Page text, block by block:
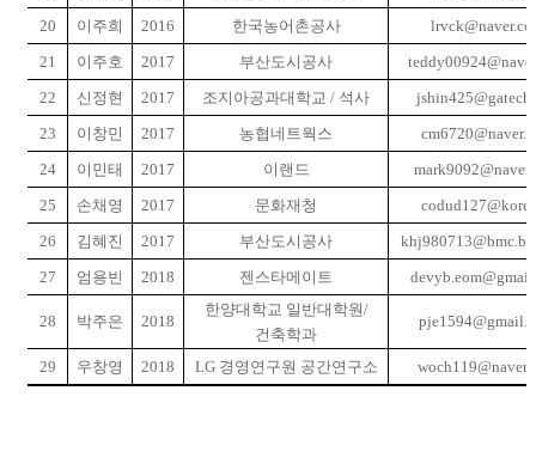
20
이주희 2016 한국농어촌공사
21
이주호 2017 부산도시공사
22
신정현 2017 조지아공과대학교 / 석사
23
이창민 2017 농협네트웍스
24
이민태 2017 이랜드
25
손채영 2017 문화재청
26
김혜진 2017 부산도시공사
27
엄용빈 2018 젠스타메이트
28 박주은 2018
한양대학교 일반대학원/
건축학과
29 우창영 2018 LG 경영연구원 공간연구소